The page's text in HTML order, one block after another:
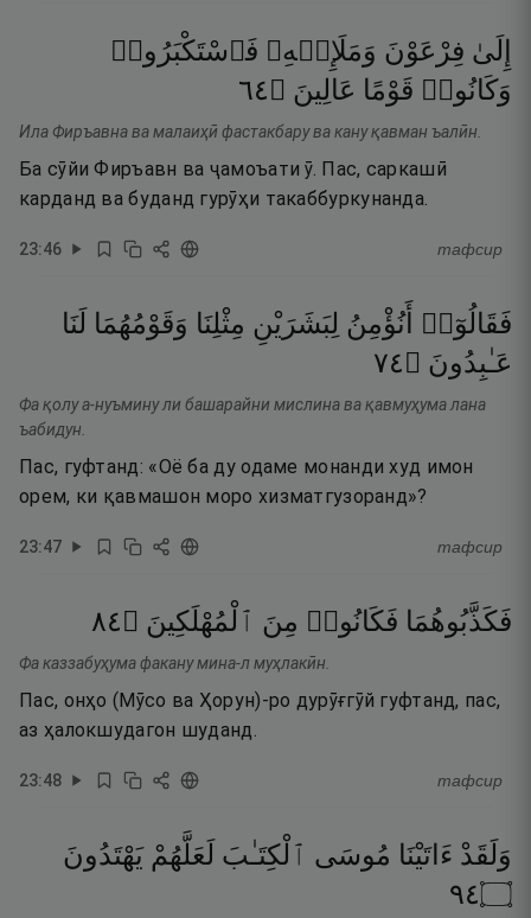
إِلَىٰ فِرْعَوْنَ وَمَلَإِي۟هِۦ فَٱسْتَكْبَرُوا۟
وَكَانُوا۟ قَوْمًا عَالِينَ ۝٤٦
Ила Фиръавна ва малаиҳӣ фастакбару ва кану қавман ъалӣн.
Ба сӯйи Фиръавн ва ҷамоъати ӯ. Пас, саркашӣ
карданд ва буданд гурӯҳи такаббуркунанда.
23:46 тафсир
فَقَالُوٓا۟ أَنُؤْمِنُ لِبَشَرَيْنِ مِثْلِنَا وَقَوْمُهُمَا لَنَا
عَـٰبِدُونَ ۝٤٧
Фа қолу а-нуъмину ли башарайни мислина ва қавмуҳума лана
ъабидун.
Пас, гуфтанд: «Оё ба ду одаме монанди худ имон
орем, ки қавмашон моро хизматгузоранд»?
23:47 тафсир
فَكَذَّبُوهُمَا فَكَانُوا۟ مِنَ ٱلْمُهْلَكِينَ ۝٤٨
Фа каззабуҳума факану мина-л муҳлакӣн.
Пас, онҳо (Мӯсо ва Ҳорун)-ро дурӯғгӯй гуфтанд, пас,
аз ҳалокшудагон шуданд.
23:48 тафсир
وَلَقَدْ ءَاتَيْنَا مُوسَى ٱلْكِتَـٰبَ لَعَلَّهُمْ يَهْتَدُونَ
۝٤٩